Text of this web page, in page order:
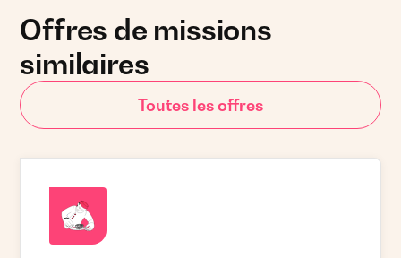
Offres de missions
similaires
Toutes les offres